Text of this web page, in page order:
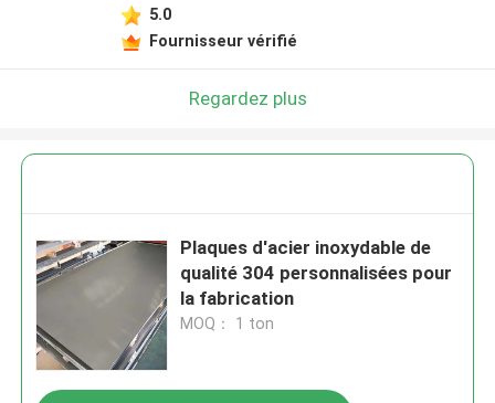
5.0
Fournisseur vérifié
Regardez plus
Plaques d'acier inoxydable de
qualité 304 personnalisées pour
la fabrication
MOQ： 1 ton